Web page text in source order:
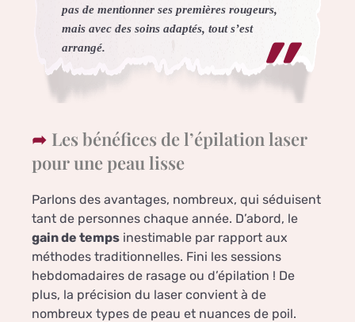
pas de mentionner ses premières rougeurs,
mais avec des soins adaptés, tout s’est
arrangé.
Les bénéfices de l’épilation laser
pour une peau lisse
Parlons des avantages, nombreux, qui séduisent
tant de personnes chaque année. D’abord, le
gain de temps inestimable par rapport aux
méthodes traditionnelles. Fini les sessions
hebdomadaires de rasage ou d’épilation ! De
plus, la précision du laser convient à de
nombreux types de peau et nuances de poil.